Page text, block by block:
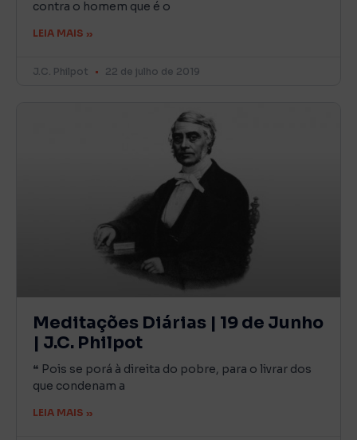
contra o homem que é o
LEIA MAIS »
J.C. Philpot 22 de julho de 2019
Meditações Diárias | 19 de Junho
| J.C. Philpot
❝ Pois se porá à direita do pobre, para o livrar dos
que condenam a
LEIA MAIS »